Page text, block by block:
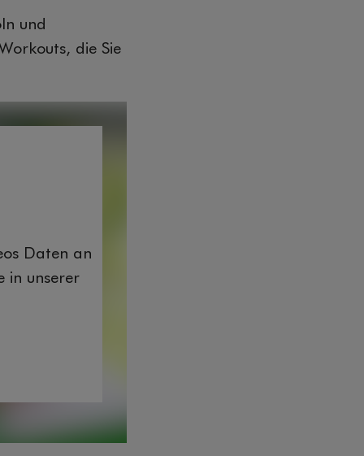
und
die Sie
Daten an
in unserer